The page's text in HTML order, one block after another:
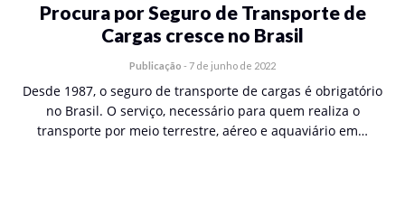
Procura por Seguro de Transporte de
Cargas cresce no Brasil
Publicação - 7 de junho de 2022
Desde 1987, o seguro de transporte de cargas é obrigatório
no Brasil. O serviço, necessário para quem realiza o
transporte por meio terrestre, aéreo e aquaviário em…